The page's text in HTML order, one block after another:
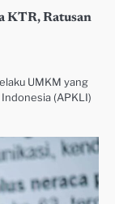
KTR, Ratusan
UMKM yang
(APKLI)